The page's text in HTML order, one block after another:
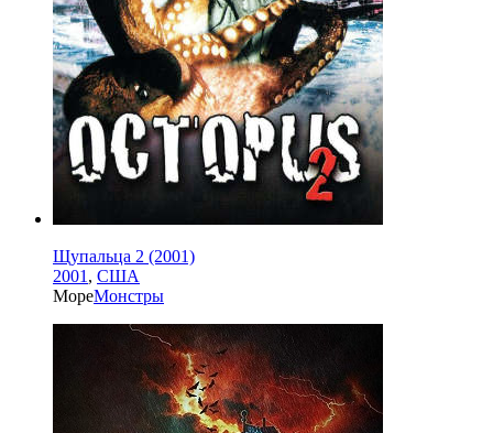
Щупальца 2 (2001)
2001 , США
МореМонстры